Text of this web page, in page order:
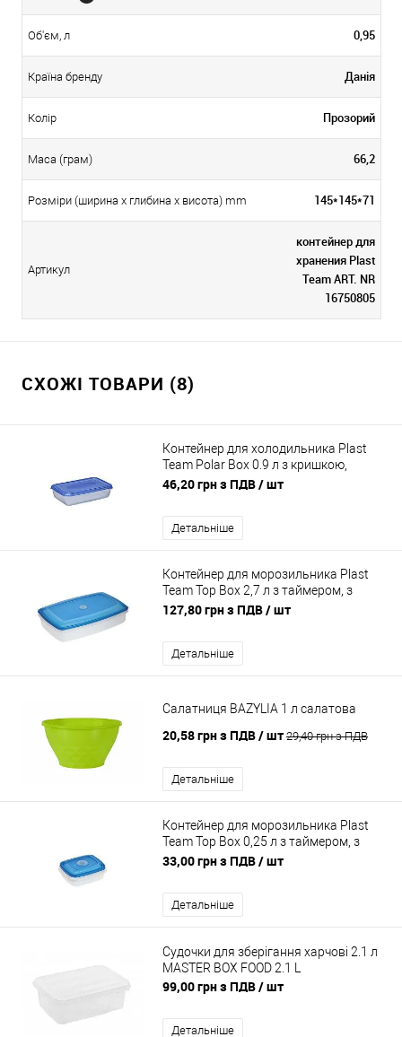
Об'єм, л 0,95
Країна бренду Данія
Колір Прозорий
Маса (грам) 66,2
Розміри (ширина х глибина х висота) mm 145*145*71
Артикул
контейнер для
хранения Plast
Team ART. NR
16750805
СХОЖІ ТОВАРИ (8)
Контейнер для холодильника Plast
Team Polar Box 0.9 л з кришкою,
харчовий
46,20 грн з ПДВ/ шт
Детальніше
Контейнер для морозильника Plast
Team Top Box 2,7 л з таймером, з
кришкою, харчовий
127,80 грн з ПДВ/ шт
Детальніше
Салатниця BAZYLIA 1 л салатова
20,58 грн з ПДВ/ шт 29,40 грн з ПДВ
Детальніше
Контейнер для морозильника Plast
Team Top Box 0,25 л з таймером, з
кришкою, харчовий
33,00 грн з ПДВ/ шт
Детальніше
Судочки для зберігання харчові 2.1 л
MASTER BOX FOOD 2.1 L
99,00 грн з ПДВ/ шт
Детальніше